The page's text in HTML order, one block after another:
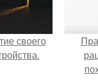
своего